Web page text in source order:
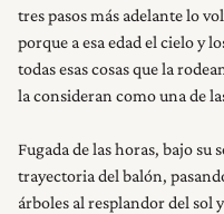
tres pasos más adelante lo
porque a esa edad el cielo y
todas esas cosas que la
la consideran como una de
Fugada de las horas, bajo su
trayectoria del balón,
árboles al resplandor del sol